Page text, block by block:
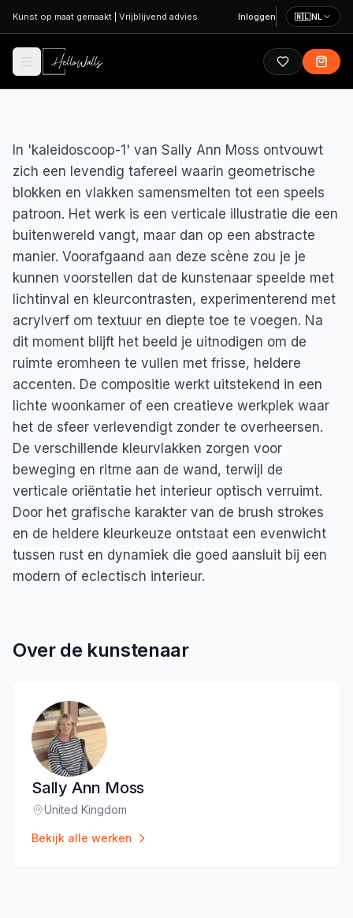
Ga naar hoofdinhoud
Kunst op maat gemaakt Vrijblijvend advies Inloggen 🇳🇱NL
In 'kaleidoscoop-1' van Sally Ann Moss ontvouwt
zich een levendig tafereel waarin geometrische
blokken en vlakken samensmelten tot een speels
patroon. Het werk is een verticale illustratie die een
buitenwereld vangt, maar dan op een abstracte
manier. Voorafgaand aan deze scène zou je je
kunnen voorstellen dat de kunstenaar speelde met
lichtinval en kleurcontrasten, experimenterend met
acrylverf om textuur en diepte toe te voegen. Na
dit moment blijft het beeld je uitnodigen om de
ruimte eromheen te vullen met frisse, heldere
accenten. De compositie werkt uitstekend in een
lichte woonkamer of een creatieve werkplek waar
het de sfeer verlevendigt zonder te overheersen.
De verschillende kleurvlakken zorgen voor
beweging en ritme aan de wand, terwijl de
verticale oriëntatie het interieur optisch verruimt.
Door het grafische karakter van de brush strokes
en de heldere kleurkeuze ontstaat een evenwicht
tussen rust en dynamiek die goed aansluit bij een
modern of eclectisch interieur.
Over de kunstenaar
Sally Ann Moss
Locatie:
United Kingdom
Bekijk alle werken